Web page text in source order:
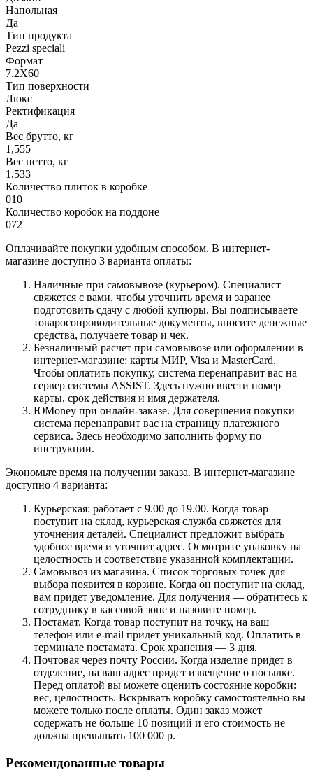
Напольная
Да
Тип продукта
Pezzi speciali
Формат
7.2X60
Тип поверхности
Люкс
Ректификация
Да
Вес брутто, кг
1,555
Вес нетто, кг
1,533
Количество плиток в коробке
010
Количество коробок на поддоне
072
Оплачивайте покупки удобным способом. В интернет-
магазине доступно 3 варианта оплаты:
Наличные при самовывозе (курьером). Специалист
свяжется с вами, чтобы уточнить время и заранее
подготовить сдачу с любой купюры. Вы подписываете
товаросопроводительные документы, вносите денежные
средства, получаете товар и чек.
Безналичный расчет при самовывозе или оформлении в
интернет-магазине: карты МИР, Visa и MasterCard.
Чтобы оплатить покупку, система перенаправит вас на
сервер системы ASSIST. Здесь нужно ввести номер
карты, срок действия и имя держателя.
ЮMoney при онлайн-заказе. Для совершения покупки
система перенаправит вас на страницу платежного
сервиса. Здесь необходимо заполнить форму по
инструкции.
Экономьте время на получении заказа. В интернет-магазине
доступно 4 варианта:
Курьерская: работает с 9.00 до 19.00. Когда товар
поступит на склад, курьерская служба свяжется для
уточнения деталей. Специалист предложит выбрать
удобное время и уточнит адрес. Осмотрите упаковку на
целостность и соответствие указанной комплектации.
Самовывоз из магазина. Список торговых точек для
выбора появится в корзине. Когда он поступит на склад,
вам придет уведомление. Для получения — обратитесь к
сотруднику в кассовой зоне и назовите номер.
Постамат. Когда товар поступит на точку, на ваш
телефон или e-mail придет уникальный код. Оплатить в
терминале постамата. Срок хранения — 3 дня.
Почтовая через почту России. Когда изделие придет в
отделение, на ваш адрес придет извещение о посылке.
Перед оплатой вы можете оценить состояние коробки:
вес, целостность. Вскрывать коробку самостоятельно вы
можете только после оплаты. Один заказ может
содержать не больше 10 позиций и его стоимость не
должна превышать 100 000 р.
Рекомендованные товары